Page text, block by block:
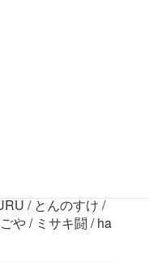
/ とんのすけ /
や / ミサキ闘 / ha